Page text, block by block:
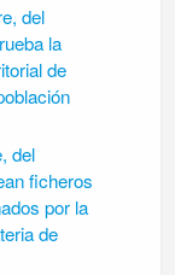
del
la
de
del
ficheros
por la
de